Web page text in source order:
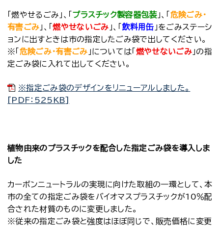
「燃やせるごみ」、「 プラスチック製容器包装」、「 危険ごみ・
有害ごみ 」、「燃やせないごみ 」、「飲料用缶 」をごみステーシ
ョンに出すときは市の指定したごみ袋で出してください。
※「 危険ごみ・有害ごみ 」については「 燃やせないごみ 」の指
定ごみ袋に入れて出してください。
※指定ごみ袋のデザインをリニューアルしました。
[PDF：525KB]
植物由来のプラスチックを配合した指定ごみ袋を導入しま
した
カーボンニュートラルの実現に向けた取組の一環として、本
市の全ての指定ごみ袋をバイオマスプラスチックが10％配
合された材質のものに変更しました。
※従来の指定ごみ袋と強度はほぼ同じで、販売価格に変更